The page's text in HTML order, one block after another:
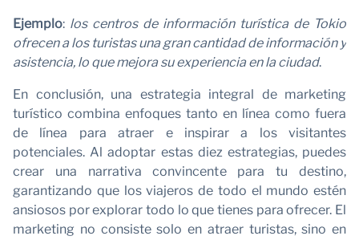
Ejemplo: los centros de información turística de Tokio
ofrecen a los turistas una gran cantidad de información y
asistencia, lo que mejora su experiencia en la ciudad.
En conclusión, una estrategia integral de marketing
turístico combina enfoques tanto en línea como fuera
de línea para atraer e inspirar a los visitantes
potenciales. Al adoptar estas diez estrategias, puedes
crear una narrativa convincente para tu destino,
garantizando que los viajeros de todo el mundo estén
ansiosos por explorar todo lo que tienes para ofrecer. El
marketing no consiste solo en atraer turistas, sino en